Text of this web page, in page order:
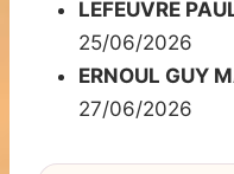
LEFEUVRE
25/06/2026
ERNOUL GUY
27/06/2026